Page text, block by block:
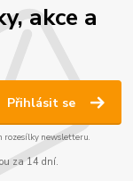
akce a
Přihlásit se
rozesílky newsletteru.
za 14 dní.